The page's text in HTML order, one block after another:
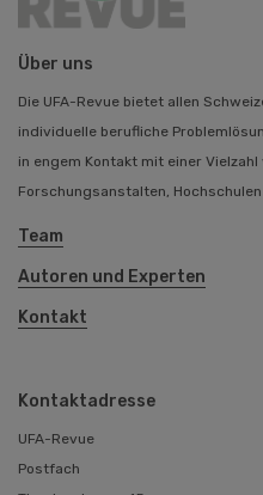
Über uns
Die UFA-Revue bietet allen
individuelle berufliche
in engem Kontakt mit einer
Forschungsanstalten,
Team
Autoren und Experten
Kontakt
Kontaktadresse
UFA-Revue
Postfach